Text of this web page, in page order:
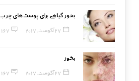
بخور گیاهی برای پوست‌های چرب
27 آگوست, 2017 167
بخور
27 آگوست, 2017 167